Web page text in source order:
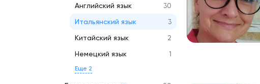
Английский язык 30
Итальянский язык 3
Китайский язык 2
Немецкий язык 1
Еще 2